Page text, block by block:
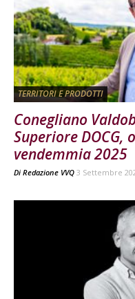
TERRITORI E PRODOTTI
Conegliano
Superiore
vendemmia 2025
Di Redazione VVQ 3 Settembre